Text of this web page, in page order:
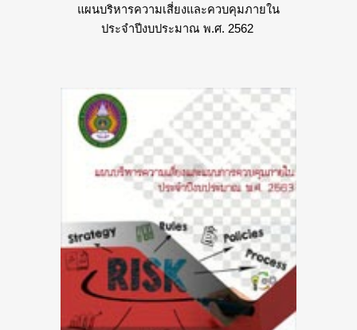
แผนบริหารความเสี่ยงและควบคุมภายใน
ประจำปีงบประมาณ พ.ศ. 2562